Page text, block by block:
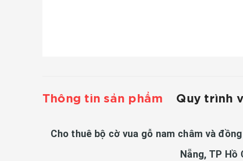
Thông tin sản phẩm Quy trình
Cho thuê bộ cờ vua gỗ nam châm và
Nẵng, TP Hồ